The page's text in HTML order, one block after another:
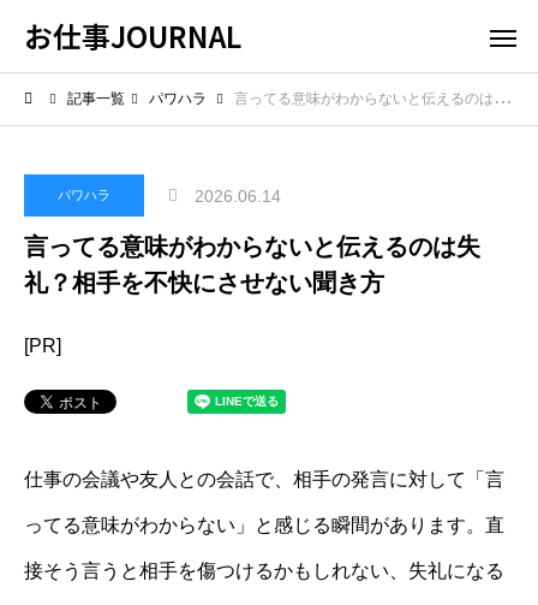
お仕事JOURNAL
記事一覧 パワハラ 言ってる意味がわからないと伝えるのは失礼？相手を不快にさせない聞き方
パワハラ 2026.06.14
言ってる意味がわからないと伝えるのは失
礼？相手を不快にさせない聞き方
[PR]
仕事の会議や友人との会話で、相手の発言に対して「言
ってる意味がわからない」と感じる瞬間があります。直
接そう言うと相手を傷つけるかもしれない、失礼になる